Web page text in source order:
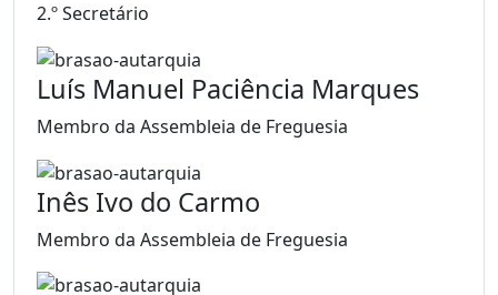
2.º Secretário
Luís Manuel Paciência Marques
Membro da Assembleia de Freguesia
Inês Ivo do Carmo
Membro da Assembleia de Freguesia